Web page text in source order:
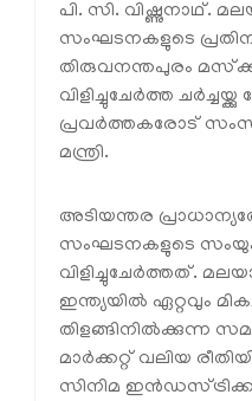
പി. സി. വിഷ്ണുനാഥ്.
സംഘടനകളുടെ
തിരുവനന്തപുരം
വിളിച്ചുചേർത്ത
പ്രവർത്തകരോട്
മന്ത്രി.
അടിയന്തര
സംഘടനകളുടെ
വിളിച്ചുചേർത്തത്.
ഇന്ത്യയിൽ ഏറ്റവും
തിളങ്ങിനിൽക്കുന്ന
മാർക്കറ്റ് വലിയ
സിനിമ